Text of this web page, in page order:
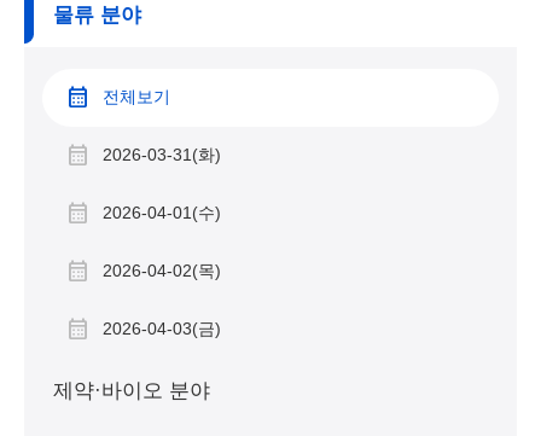
물류 분야
전체보기
2026-03-31(화)
2026-04-01(수)
2026-04-02(목)
2026-04-03(금)
제약·바이오 분야